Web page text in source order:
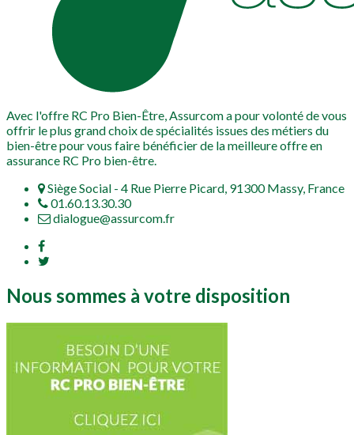
Avec l'offre RC Pro Bien-Être, Assurcom a pour volonté de vous
offrir le plus grand choix de spécialités issues des métiers du
bien-être pour vous faire bénéficier de la meilleure offre en
assurance RC Pro bien-être.
Siège Social - 4 Rue Pierre Picard, 91300 Massy, France
01.60.13.30.30
dialogue@assurcom.fr
Nous sommes à votre disposition